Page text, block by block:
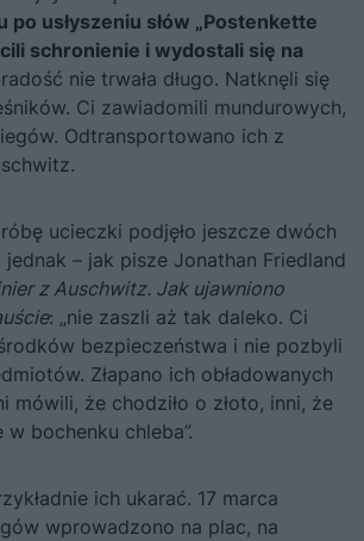
usłyszeniu słów „Postenkette
schronienie i wydostali się na
nie trwała długo. Natknęli się
Ci zawiadomili mundurowych,
Odtransportowano ich z
ucieczki podjęło jeszcze dwóch
– jak pisze Jonathan Friedland
z Auschwitz. Jak ujawniono
: „nie zaszli aż tak daleko. Ci
bezpieczeństwa i nie pozbyli
Złapano ich obładowanych
mówili, że chodziło o złoto, inni, że
bochenku chleba”.
ich ukarać. 17 marca
wprowadzono na plac, na